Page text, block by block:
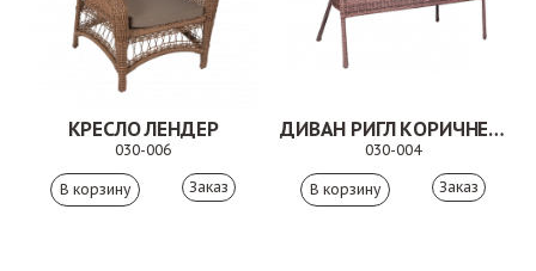
КРЕСЛО ЛЕНДЕР
030-006
Заказ
ДИВАН РИГЛ КОРИЧНЕВЫЙ
030-004
Заказ